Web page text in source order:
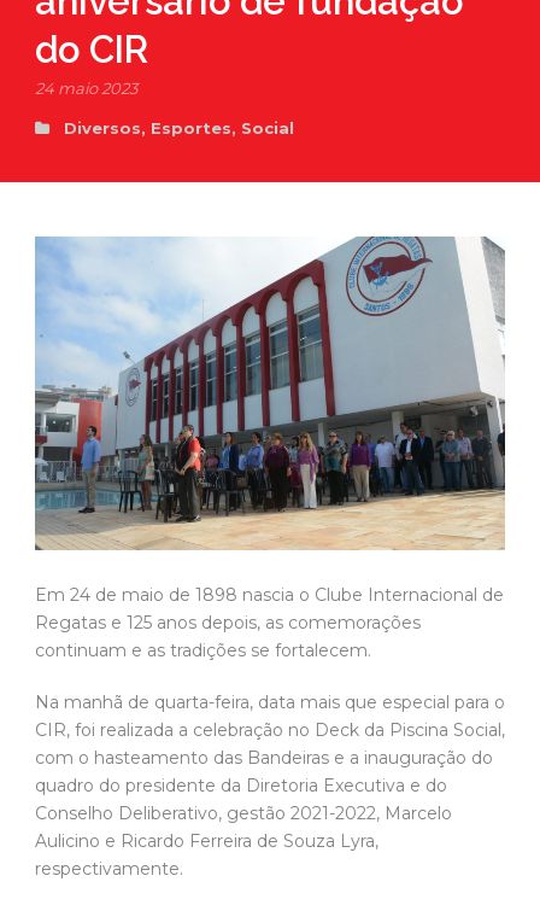
do CIR
24 maio 2023
Diversos, Esportes, Social
Em 24 de maio de 1898 nascia o Clube Internacional de
Regatas e 125 anos depois, as comemorações
continuam e as tradições se fortalecem.
Na manhã de quarta-feira, data mais que especial para o
CIR, foi realizada a celebração no Deck da Piscina Social,
com o hasteamento das Bandeiras e a inauguração do
quadro do presidente da Diretoria Executiva e do
Conselho Deliberativo, gestão 2021-2022, Marcelo
Aulicino e Ricardo Ferreira de Souza Lyra,
respectivamente.